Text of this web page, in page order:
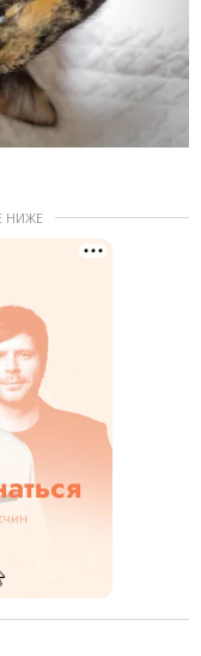
НИЖЕ